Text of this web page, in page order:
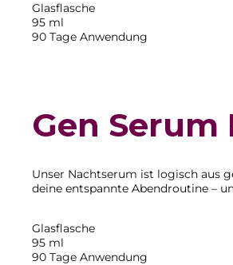
Glasflasche
95 ml
90 Tage Anwendung
Gen
Unser Nachtserum ist logisch aus
deine entspannte Abendroutine –
Glasflasche
95 ml
90 Tage Anwendung